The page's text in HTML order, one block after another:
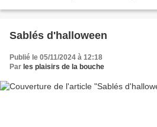
Sablés d'halloween
Publié le 05/11/2024 à 12:18
Par les plaisirs de la bouche